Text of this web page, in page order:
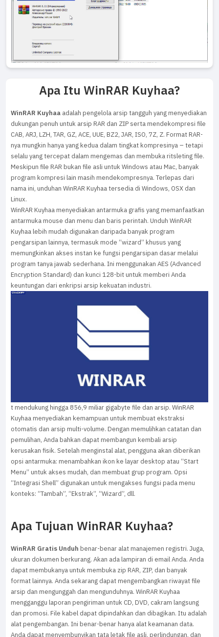
Apa Itu WinRAR Kuyhaa?
WinRAR Kuyhaa adalah pengelola arsip tangguh yang menyediakan
dukungan penuh untuk arsip RAR dan ZIP serta mendekompresi file
CAB, ARJ, LZH, TAR, GZ, ACE, UUE, BZ2, JAR, ISO, 7Z, Z. Format RAR-
nya mungkin hanya yang kedua dalam tingkat kompresinya – tetapi
selalu yang tercepat dalam mengemas dan membuka ritsleting file.
Meskipun file RAR bukan file asli untuk Windows atau Mac, banyak
program kompresi lain masih mendekompresnya. Terlepas dari
nama ini, unduhan WinRAR Kuyhaa tersedia di Windows, OSX dan
Linux.
WinRAR Kuyhaa menyediakan antarmuka grafis yang memanfaatkan
antarmuka mouse dan menu dan baris perintah. Unduh WinRAR
Kuyhaa lebih mudah digunakan daripada banyak program
pengarsipan lainnya, termasuk mode “wizard” khusus yang
memungkinkan akses instan ke fungsi pengarsipan dasar melalui
program tanya jawab sederhana. Ini menggunakan AES (Advanced
Encryption Standard) dan kunci 128-bit untuk memberi Anda
keuntungan dari enkripsi arsip kekuatan industri.
t mendukung hingga 856,9 miliar gigabyte file dan arsip. WinRAR
Kuyhaa menyediakan kemampuan untuk membuat ekstraksi
otomatis dan arsip multi-volume. Dengan memulihkan catatan dan
pemulihan, Anda bahkan dapat membangun kembali arsip
kerusakan fisik. Setelah menginstal alat, pengguna akan diberikan
opsi antarmuka: menambahkan ikon ke layar desktop atau “Start
Menu” untuk akses mudah, dan membuat grup program. Opsi
“Integrasi Shell” digunakan untuk mengakses fungsi pada menu
konteks: “Tambah”, “Ekstrak”, “Wizard”, dll.
Apa Tujuan WinRAR Kuyhaa?
WinRAR Gratis Unduh benar-benar alat manajemen registri. Juga,
ukuran dokumen berkurang. Akan ada lampiran di email Anda. Anda
dapat membukanya untuk membuka zip RAR, ZIP, dan banyak
format lainnya. Anda sekarang dapat mengembangkan riwayat file
arsip dan mengunggah dan mengunduhnya. WinRAR Kuyhaa
mengganggu laporan pengiriman untuk CD, DVD, cakram langsung
dan promosi. File kabel dapat dipindahkan dan dibagikan. Itu adalah
alat pengembangan. Ini benar-benar hanya alat keamanan data.
Anda dapat menyembunyikan tata letak file asli, perlindungan, dan